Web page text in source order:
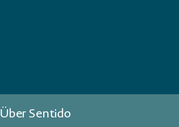
Über Sentido